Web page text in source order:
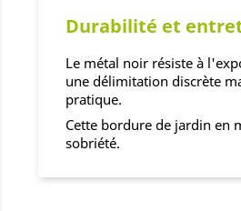
Durabilité et
Le métal noir résiste à
une délimitation discrète
pratique.
Cette bordure de jardin en
sobriété.